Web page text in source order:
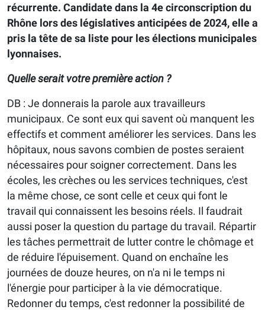
récurrente. Candidate dans la 4e circonscription du
Rhône lors des législatives anticipées de 2024, elle a
pris la tête de sa liste pour les élections municipales
lyonnaises.
Quelle serait votre première action ?
DB : Je donnerais la parole aux travailleurs
municipaux. Ce sont eux qui savent où manquent les
effectifs et comment améliorer les services. Dans les
hôpitaux, nous savons combien de postes seraient
nécessaires pour soigner correctement. Dans les
écoles, les crèches ou les services techniques, c'est
la même chose, ce sont celle et ceux qui font le
travail qui connaissent les besoins réels. Il faudrait
aussi poser la question du partage du travail. Répartir
les tâches permettrait de lutter contre le chômage et
de réduire l'épuisement. Quand on enchaîne les
journées de douze heures, on n'a ni le temps ni
l'énergie pour participer à la vie démocratique.
Redonner du temps, c'est redonner la possibilité de